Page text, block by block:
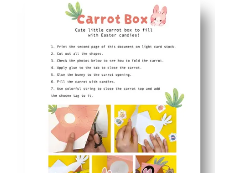
قم بالطباعة والقص والطي والتجميع في دقائق - بدون
حرفة مناسبة للأطفال تعمل على بناء مهارات المقص والثقة
مثالية لحفلات الفصول الدراسية، وصيد البيض، وإعدادات
شكل الجزر الرائع يحمل الهدايا الصغيرة ويضيف ديكورًا